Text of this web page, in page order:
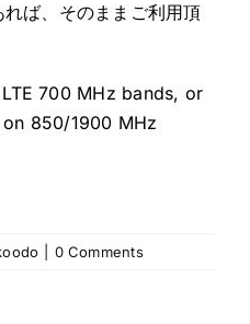
ば、そのままご利用頂
700 MHz bands, or
850/1900 MHz
0 Comments